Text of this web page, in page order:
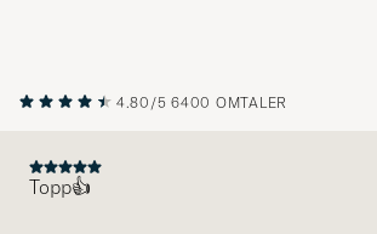
4.80/5 6400 OMTALER
Topp👍